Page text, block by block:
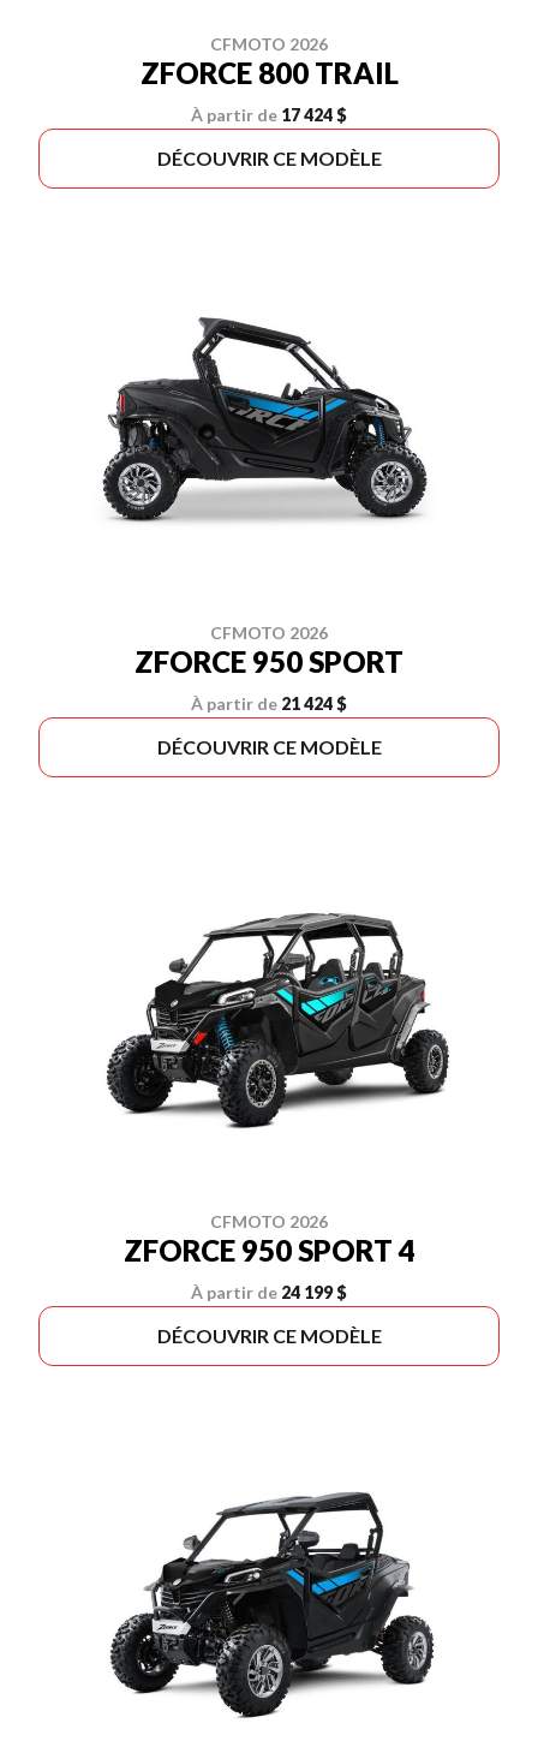
CFMOTO 2026
ZFORCE 800 TRAIL
À partir de 17 424 $
DÉCOUVRIR CE MODÈLE
CFMOTO 2026
ZFORCE 950 SPORT
À partir de 21 424 $
DÉCOUVRIR CE MODÈLE
CFMOTO 2026
ZFORCE 950 SPORT 4
À partir de 24 199 $
DÉCOUVRIR CE MODÈLE